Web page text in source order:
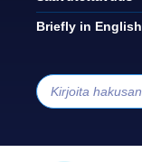
Briefly in English